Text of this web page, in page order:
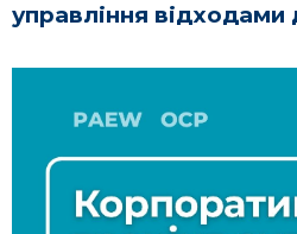
управління відходами